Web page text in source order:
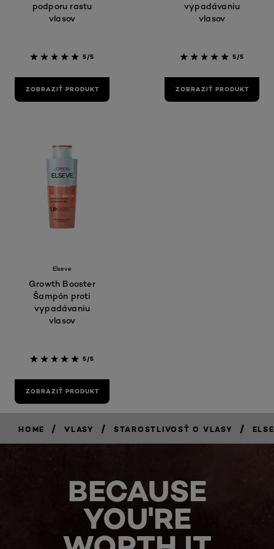
podporu rastu
vlasov
5/5
ZOBRAZIŤ PRODUKT
vypadávaniu
vlasov
5/5
ZOBRAZIŤ PRODUKT
Elseve
Growth Booster
Šampón proti
vypadávaniu
vlasov
5/5
ZOBRAZIŤ PRODUKT
HOME / VLASY / STAROSTLIVOSŤ O VLASY /
BECAUSE
YOU'RE